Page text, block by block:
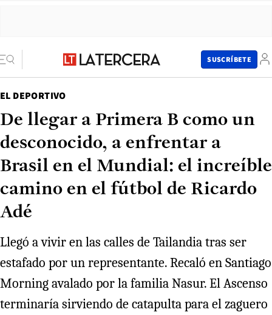
SUSCRÍBETE
EL DEPORTIVO
De llegar a Primera B como un
desconocido, a enfrentar a
Brasil en el Mundial: el increíble
camino en el fútbol de Ricardo
Adé
Llegó a vivir en las calles de Tailandia tras ser
estafado por un representante. Recaló en Santiago
Morning avalado por la familia Nasur. El Ascenso
terminaría sirviendo de catapulta para el zaguero